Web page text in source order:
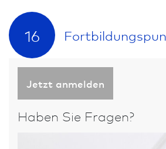
16
Jetzt anmelden
Haben Sie Fragen?